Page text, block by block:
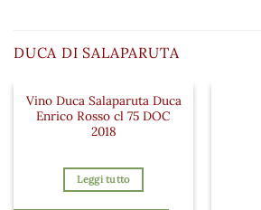
DUCA DI SALAPARUTA
Aggiungi ai preferiti
Vino Duca Salaparuta Duca
Enrico Rosso cl 75 DOC
2018
Leggi tutto
ai preferiti